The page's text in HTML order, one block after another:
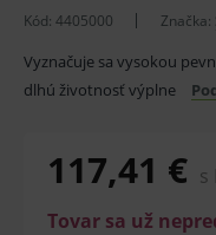
Kód: 4405000 Značka:
Vyznačuje sa vysokou
dlhú životnosť výplne
117,41 € s
Tovar sa už